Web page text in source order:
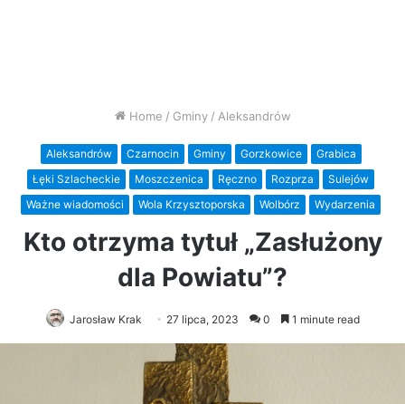
Home / Gminy / Aleksandrów
Aleksandrów Czarnocin Gminy Gorzkowice
Grabica
Łęki Szlacheckie
Moszczenica Ręczno Rozprza
Sulejów
Ważne wiadomości
Wola Krzysztoporska Wolbórz Wydarzenia
Kto otrzyma tytuł „Zasłużony
dla Powiatu”?
Jarosław Krak 27 lipca, 2023 0 1 minute read